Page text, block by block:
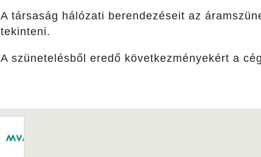
A társaság hálózati berendezéseit az
tekinteni.
A szünetelésből eredő következményekért a